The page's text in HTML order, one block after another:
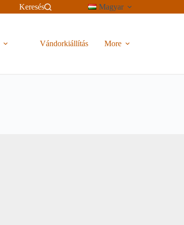
Keresés Magyar
Vándorkiállítás More